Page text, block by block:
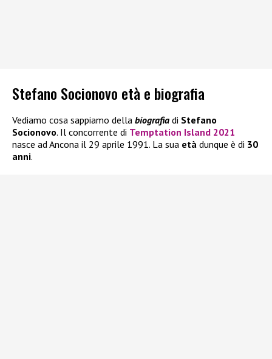
Stefano Socionovo età e biografia
Vediamo cosa sappiamo della biografia di Stefano
Socionovo. Il concorrente di Temptation Island 2021
nasce ad Ancona il 29 aprile 1991. La sua età dunque è di 30
anni.